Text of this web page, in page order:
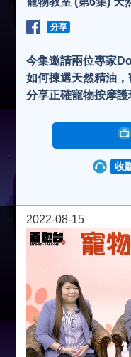
分享
今集邀請兩位專家
如何揀選天然精油
分享正確寵物按摩護
收
2022-08-15